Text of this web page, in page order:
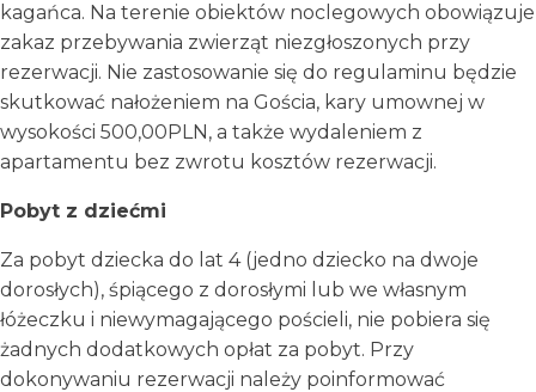
kagańca. Na terenie obiektów noclegowych obowiązuje
zakaz przebywania zwierząt niezgłoszonych przy
rezerwacji. Nie zastosowanie się do regulaminu będzie
skutkować nałożeniem na Gościa, kary umownej w
wysokości 500,00PLN, a także wydaleniem z
apartamentu bez zwrotu kosztów rezerwacji.
Pobyt z dziećmi
Za pobyt dziecka do lat 4 (jedno dziecko na dwoje
dorosłych), śpiącego z dorosłymi lub we własnym
łóżeczku i niewymagającego pościeli, nie pobiera się
żadnych dodatkowych opłat za pobyt. Przy
dokonywaniu rezerwacji należy poinformować